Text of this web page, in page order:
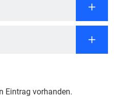
Eintrag vorhanden.